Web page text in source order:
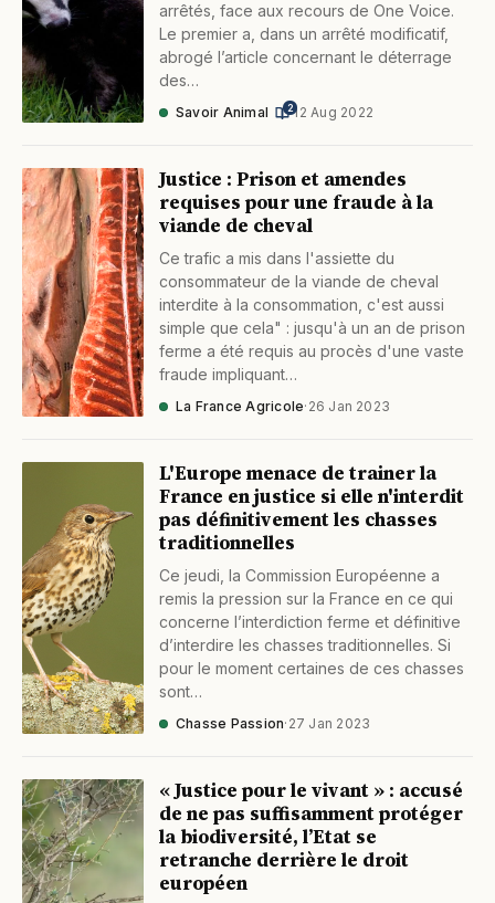
arrêtés, face aux recours de One Voice.
Le premier a, dans un arrêté modificatif,
abrogé l’article concernant le déterrage
des…
Savoir Animal 2·12 Aug 2022
Justice : Prison et amendes
requises pour une fraude à la
viande de cheval
Ce trafic a mis dans l'assiette du
consommateur de la viande de cheval
interdite à la consommation, c'est aussi
simple que cela" : jusqu'à un an de prison
ferme a été requis au procès d'une vaste
fraude impliquant…
La France Agricole· 26 Jan 2023
L'Europe menace de trainer la
France en justice si elle n'interdit
pas définitivement les chasses
traditionnelles
Ce jeudi, la Commission Européenne a
remis la pression sur la France en ce qui
concerne l’interdiction ferme et définitive
d’interdire les chasses traditionnelles. Si
pour le moment certaines de ces chasses
sont…
Chasse Passion· 27 Jan 2023
« Justice pour le vivant » : accusé
de ne pas suffisamment protéger
la biodiversité, l’Etat se
retranche derrière le droit
européen